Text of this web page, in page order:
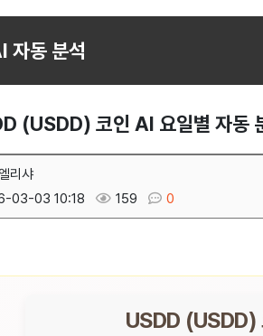
자동 분석
(USDD) 코인 AI 요일별 자동
엘리샤
03-03 10:18
159 0
USDD (USDD)